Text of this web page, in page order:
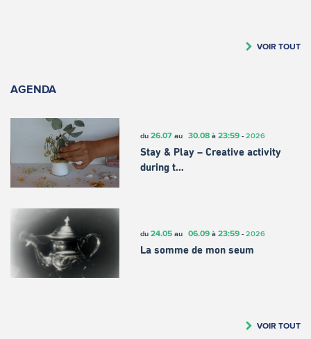
VOIR TOUT
AGENDA
du 26.07au 30.08à 23:59- 2026
Stay & Play – Creative activity
during t…
du 24.05au 06.09à 23:59- 2026
La somme de mon seum
VOIR TOUT